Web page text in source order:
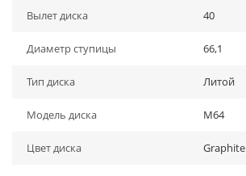
Вылет диска 40
Диаметр ступицы 66,1
Тип диска Литой
Модель диска M64
Цвет диска Graphite